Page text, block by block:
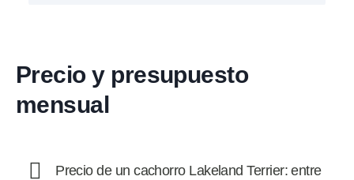
Precio y presupuesto
mensual
Precio de un cachorro Lakeland Terrier: entre